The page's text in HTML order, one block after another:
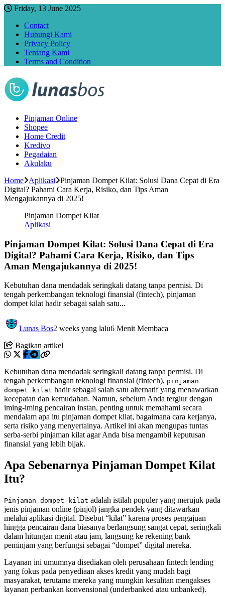
Friday, 13 June 2025
Contact
Hubungi Kami
Privacy Policy
Tentang Kami
Terms and Condition
Pinjaman Online
Shopee
Home Credit
Kredivo
Pegadaian
Akulaku
Home
Aplikasi
Pinjaman Dompet Kilat: Solusi Dana Cepat di Era
Digital? Pahami Cara Kerja, Risiko, dan Tips Aman
Mengajukannya di 2025!
Pinjaman Dompet Kilat
Aplikasi
Pinjaman Dompet Kilat: Solusi Dana Cepat di Era
Digital? Pahami Cara Kerja, Risiko, dan Tips
Aman Mengajukannya di 2025!
Kebutuhan dana mendadak seringkali datang tanpa permisi. Di
tengah perkembangan teknologi finansial (fintech), pinjaman
dompet kilat hadir sebagai salah satu...
Lunas Bos2 weeks yang lalu6 Menit Membaca
Bagikan artikel
Kebutuhan dana mendadak seringkali datang tanpa permisi. Di
tengah perkembangan teknologi finansial (fintech), pinjaman
dompet kilat hadir sebagai salah satu alternatif yang menawarkan
kecepatan dan kemudahan. Namun, sebelum Anda tergiur dengan
iming-iming pencairan instan, penting untuk memahami secara
mendalam apa itu pinjaman dompet kilat, bagaimana cara kerjanya,
serta risiko yang menyertainya. Artikel ini akan mengupas tuntas
serba-serbi pinjaman kilat agar Anda bisa mengambil keputusan
finansial yang lebih bijak.
Apa Sebenarnya Pinjaman Dompet Kilat
Itu?
Pinjaman dompet kilat adalah istilah populer yang merujuk pada
jenis pinjaman online (pinjol) jangka pendek yang ditawarkan
melalui aplikasi digital. Disebut “kilat” karena proses pengajuan
hingga pencairan dana biasanya berlangsung sangat cepat, seringkali
dalam hitungan menit atau jam, langsung ke rekening bank
peminjam yang berfungsi sebagai “dompet” digital mereka.
Layanan ini umumnya disediakan oleh perusahaan fintech lending
yang fokus pada penyediaan akses kredit yang mudah bagi
masyarakat, terutama mereka yang mungkin kesulitan mengakses
layanan perbankan konvensional (underbanked atau unbanked).